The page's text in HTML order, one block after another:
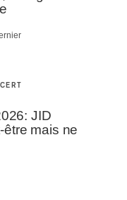
JID
être mais ne